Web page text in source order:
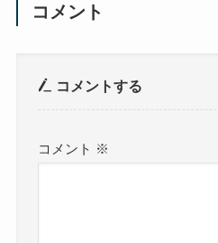
コメント
コメントする
コメント ※